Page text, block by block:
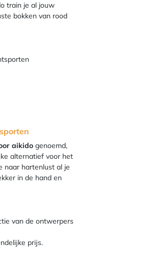
train je al jouw
bokken van rood
aikido genoemd,
alternatief voor het
naar hartenlust al je
in de hand en
van de ontwerpers
prijs.